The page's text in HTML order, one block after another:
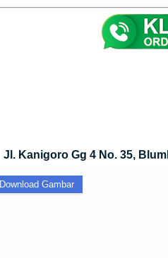
Jl. Kanigoro Gg 4 No. 35,
Download Gambar